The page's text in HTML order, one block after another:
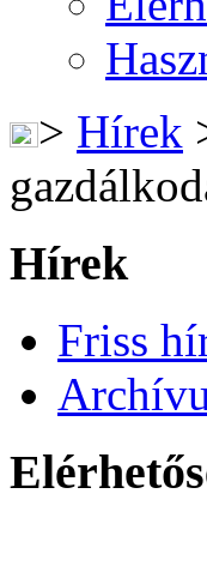
> Hírek
Hírek
Friss